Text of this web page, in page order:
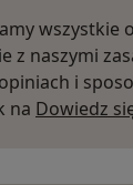
wszystkie
z naszymi
i
na Dowiedz